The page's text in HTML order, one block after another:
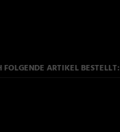
ARTIKEL BESTELLT: